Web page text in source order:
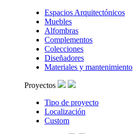
Espacios Arquitectónicos
Muebles
Alfombras
Complementos
Colecciones
Diseñadores
Materiales y mantenimiento
Proyectos
Tipo de proyecto
Localización
Custom